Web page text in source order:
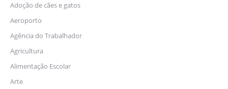
Adoção de cães e gatos
Aeroporto
Agência do Trabalhador
Agricultura
Alimentação Escolar
Arte